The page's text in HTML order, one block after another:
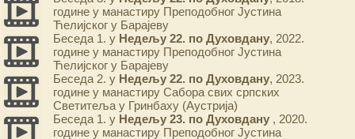
године у манастиру Преподобног Јустина
Ћелијског у Барајеву
Беседа 1. у Недељу 22. по Духовдану, 2022.
године у манастиру Преподобног Јустина
Ћелијског у Барајеву
Беседа 2. у Недељу 22. по Духовдану, 2023.
године у манастиру Сабора свих српских
Светитеља у Гринбаху (Аустрија)
Беседа 1. у Недељу 23. по Духовдану , 2020.
године у манастиру Преподобног Јустина